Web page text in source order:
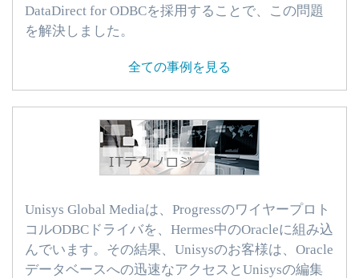
DataDirect for ODBCを採用することで、この問題
を解決しました。
全ての事例を見る
Unisys Global Mediaは、Progressのワイヤープロト
コルODBCドライバを、Hermes中のOracleに組み込
んでいます。その結果、Unisysのお客様は、Oracle
データベースへの迅速なアクセスとUnisysの編集